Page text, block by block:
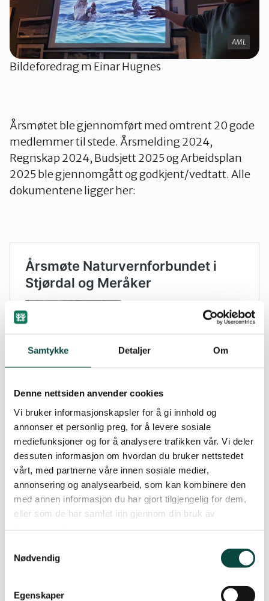
Samtykke Detaljer Om
Denne nettsiden anvender cookies
Vi bruker informasjonskapsler for å gi innhold og
annonser et personlig preg, for å levere sosiale
mediefunksjoner og for å analysere trafikken vår. Vi deler
dessuten informasjon om hvordan du bruker nettstedet
vårt, med partnerne våre innen sosiale medier,
annonsering og analysearbeid, som kan kombinere den
med annen informasjon du har gjort tilgjengelig for dem,
eller som de har samlet inn gjennom din bruk av
Nødvendig
Egenskaper
AML
Bildeforedrag m Einar Hugnes
Årsmøtet ble gjennomført med omtrent 20 gode
medlemmer til stede. Årsmelding 2024,
Regnskap 2024, Budsjett 2025 og Arbeidsplan
2025 ble gjennomgått og godkjent/vedtatt. Alle
dokumentene ligger her:
Daba
Naturvernforbundet i Stjørdal og Meråker